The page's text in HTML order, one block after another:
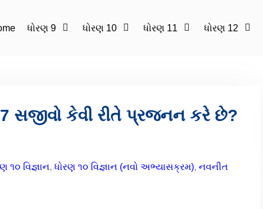
ધોરણ 9 ધોરણ 10 ધોરણ 11 ધોરણ 12
7 સજીવો કેવી રીતે પ્રજનન કરે છે?
૧૦ વિજ્ઞાન, ધોરણ ૧૦ વિજ્ઞાન (નવો અભ્યાસક્રમ), નવનીત